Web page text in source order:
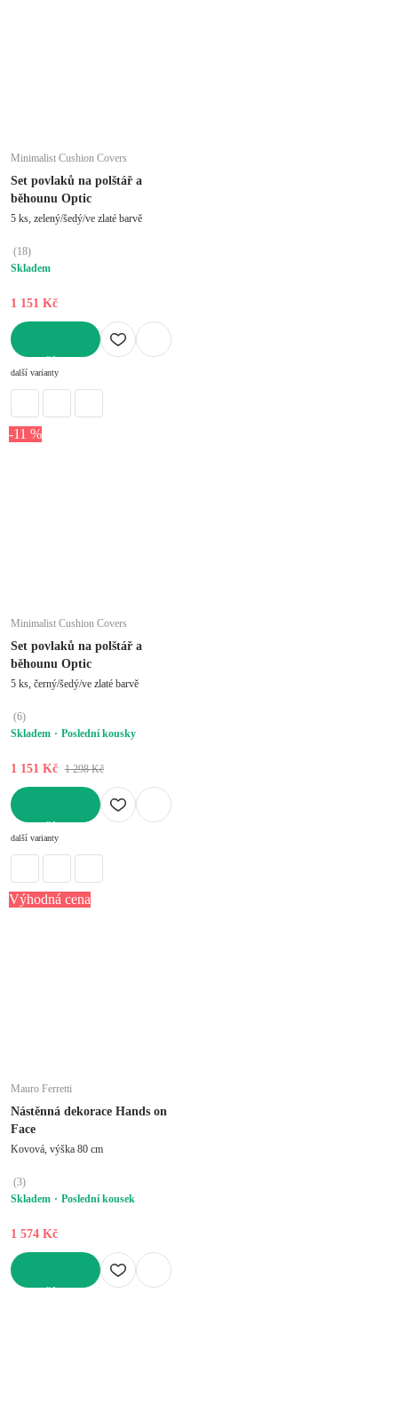
Minimalist Cushion Covers
Set povlaků na polštář a
běhounu Optic
5 ks, zelený/šedý/ve zlaté barvě
(18)
Skladem
1 151 Kč
další varianty
-11 %
Minimalist Cushion Covers
Set povlaků na polštář a
běhounu Optic
5 ks, černý/šedý/ve zlaté barvě
(6)
Skladem
Poslední kousky
1 151 Kč 1 298 Kč
další varianty
Výhodná cena
Mauro Ferretti
Nástěnná dekorace Hands on
Face
Kovová, výška 80 cm
(3)
Skladem
Poslední kousek
1 574 Kč